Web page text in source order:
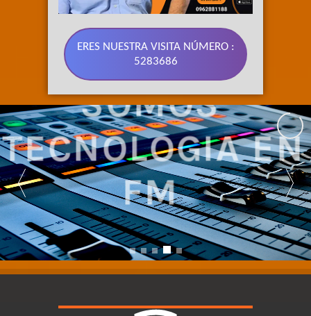
ERES NUESTRA VISITA NÚMERO :
5283686
SOMOS
TECNOLOGIA EN
FM
NUESTRA SEÑAL CUBRE LA REGIÓN CENTRO DEL ECUADOR